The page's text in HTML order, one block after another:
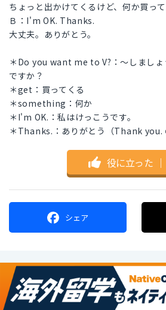
ちょっと出かけてくるけど、何か買っ
Ｂ：I'm OK. Thanks.
大丈夫。ありがとう。
＊Do you want me to V?：～しまし
ですか？
＊get：買ってくる
＊something：何か
＊I'm OK.：私はけっこうです。
＊Thanks.：ありがとう（Thank you.
役に立った ｜
シェア